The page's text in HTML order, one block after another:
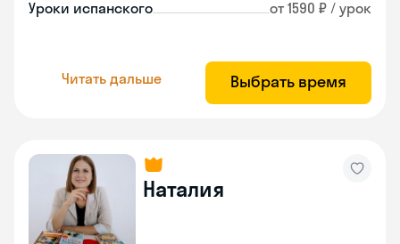
Уроки испанского от 1590 ₽ / урок
Читать дальше Выбрать время
Наталия